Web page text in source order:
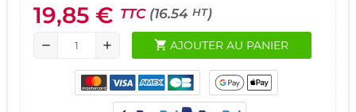
19,85 € TTC (16.54 HT)
remove add shopping_cart AJOUTER AU PANIER